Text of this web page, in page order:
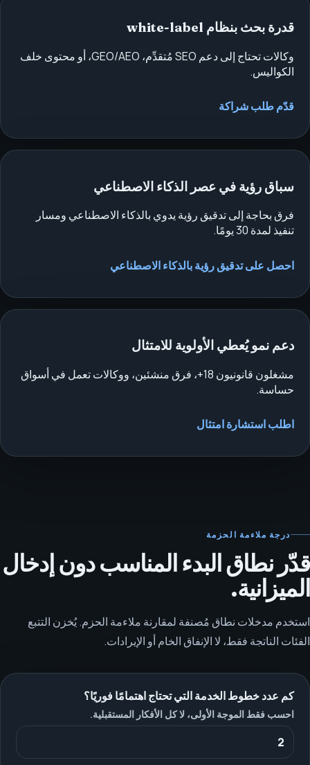
قدرة بحث بنظام white-label
وكالات تحتاج إلى دعم SEO مُتقدِّم، GEO/AEO، أو محتوى خلف
الكواليس.
قدّم طلب شراكة
سباق رؤية في عصر الذكاء الاصطناعي
فرق بحاجة إلى تدقيق رؤية يدوي بالذكاء الاصطناعي ومسار
تنفيذ لمدة 30 يومًا.
احصل على تدقيق رؤية بالذكاء الاصطناعي
دعم نمو يُعطي الأولوية للامتثال
مشغلون قانونيون 18+، فرق منشئين، ووكالات تعمل في أسواق
حساسة.
اطلب استشارة امتثال
درجة ملاءمة الحزمة
قدّر نطاق البدء المناسب دون إدخال
الميزانية.
استخدم مدخلات نطاق مُصنفة لمقارنة ملاءمة الحزم. يُخزن التتبع
الفئات الناتجة فقط، لا الإنفاق الخام أو الإيرادات.
كم عدد خطوط الخدمة التي تحتاج اهتمامًا فوريًا؟
احسب فقط الموجة الأولى، لا كل الأفكار المستقبلية.